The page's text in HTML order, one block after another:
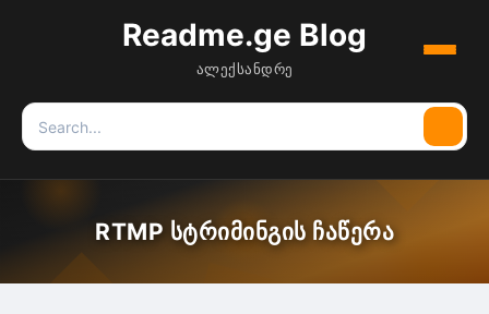
Readme.ge Blog
ალექსანდრე
Menu
Search
for:
RTMP სტრიმინგის ჩაწერა